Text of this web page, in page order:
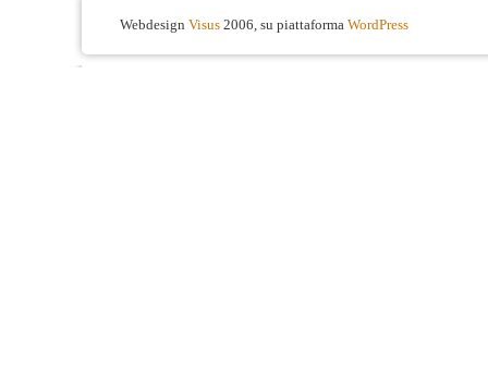
Webdesign Visus 2006, su piattaforma WordPress